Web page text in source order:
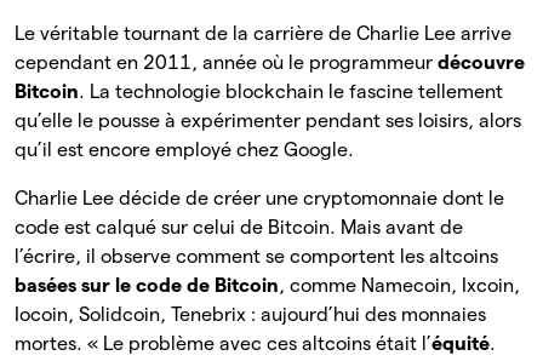
Le véritable tournant de la carrière de Charlie Lee arrive
cependant en 2011, année où le programmeur découvre
Bitcoin. La technologie blockchain le fascine tellement
qu’elle le pousse à expérimenter pendant ses loisirs, alors
qu’il est encore employé chez Google.
Charlie Lee décide de créer une cryptomonnaie dont le
code est calqué sur celui de Bitcoin. Mais avant de
l’écrire, il observe comment se comportent les altcoins
basées sur le code de Bitcoin, comme Namecoin, Ixcoin,
Iocoin, Solidcoin, Tenebrix : aujourd’hui des monnaies
mortes. « Le problème avec ces altcoins était l’équité.